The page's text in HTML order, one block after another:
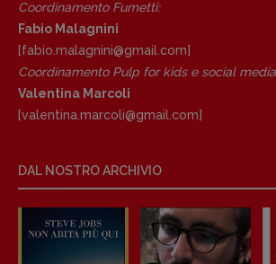
[valentina.marcoli@gmail.
ARCHIVIO E AUTORI
Coordinamento Fumetti:
Fabio Malagnini
[fabio.malagnini@gmail.com]
Coordinamento Pulp for kids e social
Valentina Marcoli
[valentina.marcoli@gmail.com]
DAL NOSTRO ARCHIVIO